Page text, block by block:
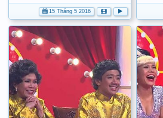
15 Tháng 5 2016